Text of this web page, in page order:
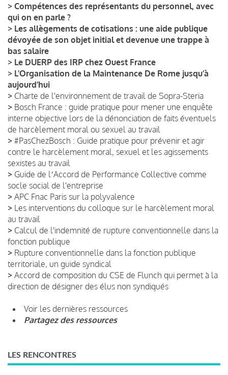
> Compétences des représentants du personnel, avec
qui on en parle ?
> Les allègements de cotisations : une aide publique
dévoyée de son objet initial et devenue une trappe à
bas salaire
> Le DUERP des IRP chez Ouest France
> L’Organisation de la Maintenance De Rome jusqu’à
aujourd’hui
> Charte de l'environnement de travail de Sopra-Steria
> Bosch France : guide pratique pour mener une enquête
interne objective lors de la dénonciation de faits éventuels
de harcèlement moral ou sexuel au travail
> #PasChezBosch : Guide pratique pour prévenir et agir
contre le harcèlement moral, sexuel et les agissements
sexistes au travail
> Guide de lʼAccord de Performance Collective comme
socle social de l'entreprise
> APC Fnac Paris sur la polyvalence
> Les interventions du colloque sur le harcèlement moral
au travail
> Calcul de l'indemnité de rupture conventionnelle dans la
fonction publique
> Rupture conventionnelle dans la fonction publique
territoriale, un guide syndical
> Accord de composition du CSE de Flunch qui permet à la
direction de désigner des élus non syndiqués
Voir les dernières ressources
Partagez des ressources
LES RENCONTRES